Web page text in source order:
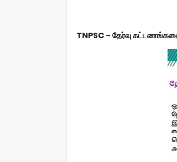
TNPSC - தேர்வு